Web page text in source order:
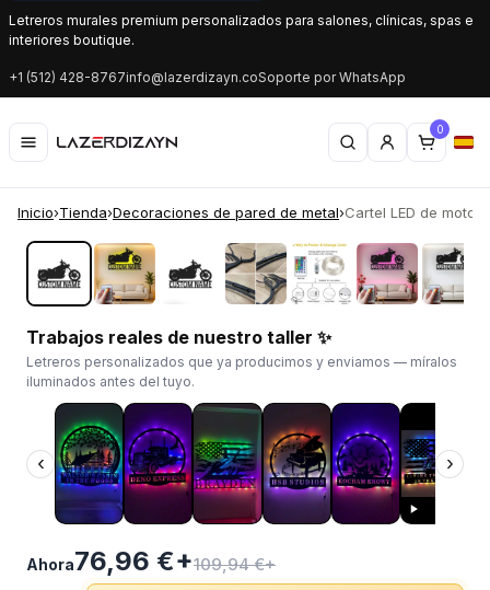
Letreros murales premium personalizados para salones, clínicas, spas e
interiores boutique.
+1 (512) 428-8767info@lazerdizayn.coSoporte por WhatsApp
0
Inicio›Tienda›Decoraciones de pared de metal›Cartel LED de
‹ ›
Trabajos reales de nuestro taller ✨
Letreros personalizados que ya producimos y enviamos — míralos
iluminados antes del tuyo.
‹ ›
Ahora76,96 €+109,94 €+